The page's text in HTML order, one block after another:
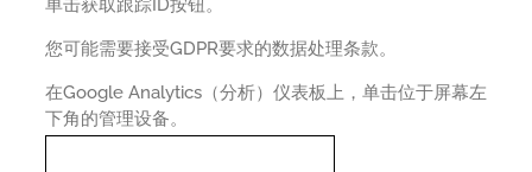
您可能需要接受GDPR要求的数据处理条款。
在Google Analytics（分析）仪表板上，单击位于屏幕左
下角的管理设备。